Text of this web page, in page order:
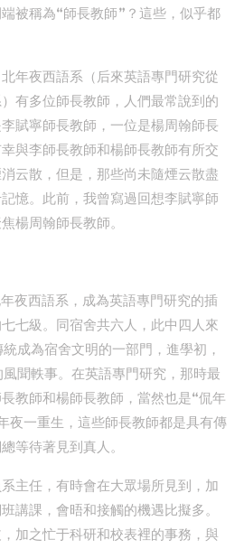
被稱為“師長教師”？這些，似乎都
年夜西語系（后來英語專門研究從
有多位師長教師，人們最常說到的
賦寧師長教師，一位是楊周翰師長
與李師長教師和楊師長教師有所交
云散，但是，那些尚未隨煙云散盡
憶。此前，我曾寫過回想李賦寧師
楊周翰師長教師。
夜西語系，成為英語專門研究的插
七級。同宿舍共六人，此中四人來
成為宿舍文明的一部門，進學初，
聞軼事。在英語專門研究，那時最
教師和楊師長教師，當然也是“侃年
夜一重生，這些師長教師都是具有傳
等待著見到真人。
主任，有時會在大眾場所見到，加
講課，會晤和接觸的機遇比擬多。
加之忙于科研和校表裡的事務，與